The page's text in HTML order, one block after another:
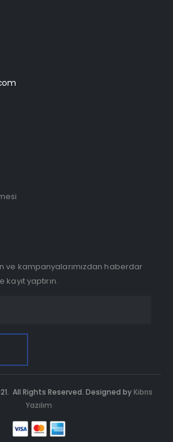
ve kampanyalarımızdan haberdar
yaptırın.
All Rights Reserved. Designed by Kıbrıs
Yazılım